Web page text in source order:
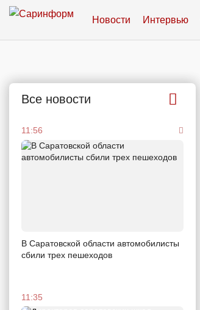
Новости Интервью
Все новости
11:56
В Саратовской области автомобилисты
сбили трех пешеходов
11:35